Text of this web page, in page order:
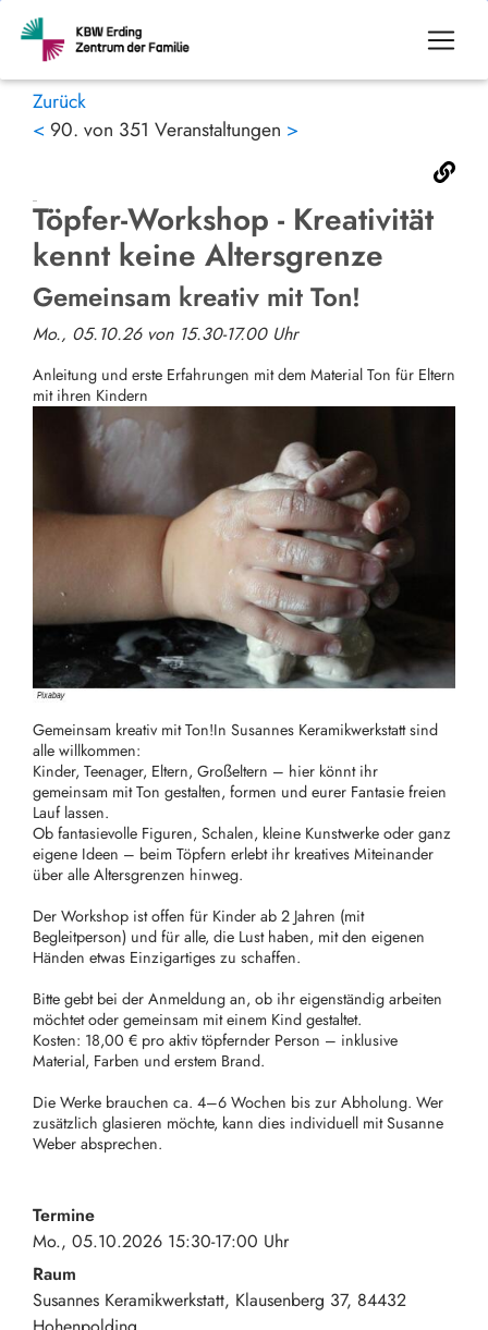
Zurück
< 90. von 351 Veranstaltungen >
Töpfer-Workshop - Kreativität
kennt keine Altersgrenze
Gemeinsam kreativ mit Ton!
Mo., 05.10.26 von 15.30-17.00 Uhr
Anleitung und erste Erfahrungen mit dem Material Ton für Eltern
mit ihren Kindern
Gemeinsam kreativ mit Ton!In Susannes Keramikwerkstatt sind
alle willkommen:
Kinder, Teenager, Eltern, Großeltern – hier könnt ihr
gemeinsam mit Ton gestalten, formen und eurer Fantasie freien
Lauf lassen.
Ob fantasievolle Figuren, Schalen, kleine Kunstwerke oder ganz
eigene Ideen – beim Töpfern erlebt ihr kreatives Miteinander
über alle Altersgrenzen hinweg.
Der Workshop ist offen für Kinder ab 2 Jahren (mit
Begleitperson) und für alle, die Lust haben, mit den eigenen
Händen etwas Einzigartiges zu schaffen.
Bitte gebt bei der Anmeldung an, ob ihr eigenständig arbeiten
möchtet oder gemeinsam mit einem Kind gestaltet.
Kosten: 18,00 € pro aktiv töpfernder Person – inklusive
Material, Farben und erstem Brand.
Die Werke brauchen ca. 4–6 Wochen bis zur Abholung. Wer
zusätzlich glasieren möchte, kann dies individuell mit Susanne
Weber absprechen.
Termine
Mo., 05.10.2026 15:30-17:00 Uhr
Raum
Susannes Keramikwerkstatt Klausenberg 37 84432